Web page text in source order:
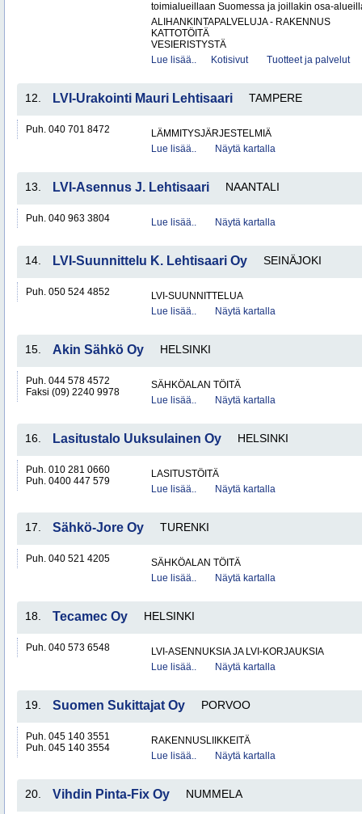
toimialueillaan Suomessa ja joillakin osa-
ALIHANKINTAPALVELUJA - RAKENNUS
KATTOTÖITÄ
VESIERISTYSTÄ
Lue lisää..
Kotisivut Tuotteet ja palvelut
12. LVI-Urakointi Mauri Lehtisaari TAMPERE
Puh. 040 701 8472
LÄMMITYSJÄRJESTELMIÄ
Lue lisää..
Näytä kartalla
13. LVI-Asennus J. Lehtisaari NAANTALI
Puh. 040 963 3804 Lue lisää.. Näytä kartalla
14. LVI-Suunnittelu K. Lehtisaari Oy SEINÄJOKI
Puh. 050 524 4852
LVI-SUUNNITTELUA
Lue lisää..
Näytä kartalla
15. Akin Sähkö Oy HELSINKI
Puh. 044 578 4572
Faksi (09) 2240 9978
SÄHKÖALAN TÖITÄ
Lue lisää..
Näytä kartalla
16. Lasitustalo Uuksulainen Oy HELSINKI
Puh. 010 281 0660
Puh. 0400 447 579
LASITUSTÖITÄ
Lue lisää..
Näytä kartalla
17. Sähkö-Jore Oy TURENKI
Puh. 040 521 4205
SÄHKÖALAN TÖITÄ
Lue lisää..
Näytä kartalla
18. Tecamec Oy HELSINKI
Puh. 040 573 6548
LVI-ASENNUKSIA JA LVI-KORJAUKSIA
Lue lisää..
Näytä kartalla
19. Suomen Sukittajat Oy PORVOO
Puh. 045 140 3551
Puh. 045 140 3554
RAKENNUSLIIKKEITÄ
Lue lisää..
Näytä kartalla
20. Vihdin Pinta-Fix Oy NUMMELA